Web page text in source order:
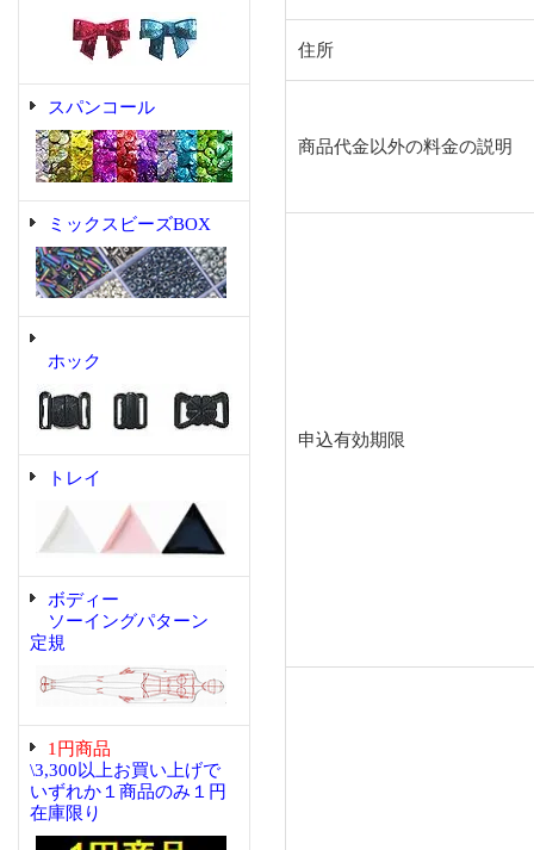
スパンコール
ミックスビーズBOX
ホック
トレイ
ボディー
ソーイングパターン
定規
1円商品
\3,300以上お買い上げで
いずれか１商品のみ１円
在庫限り
住所
商品代金以外の料金の説明
申込有効期限